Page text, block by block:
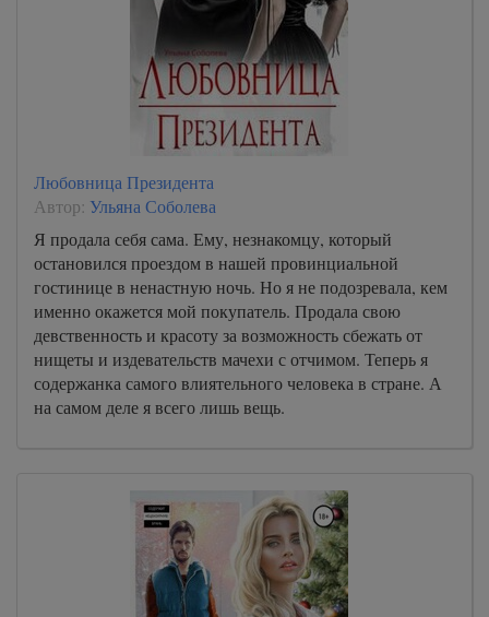
Любовница Президента
Автор: Ульяна Соболева
Я продала себя сама. Ему, незнакомцу, который
остановился проездом в нашей провинциальной
гостинице в ненастную ночь. Но я не подозревала, кем
именно окажется мой покупатель. Продала свою
девственность и красоту за возможность сбежать от
нищеты и издевательств мачехи с отчимом. Теперь я
содержанка самого влиятельного человека в стране. А
на самом деле я всего лишь вещь.